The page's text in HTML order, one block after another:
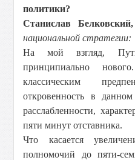
политики?
Станислав
национальной стратегии:
На мой взгляд,
принципиально
классическим
откровенность в
расслабленности,
пяти минут отставника.
Что касается
полномочий до пяти-